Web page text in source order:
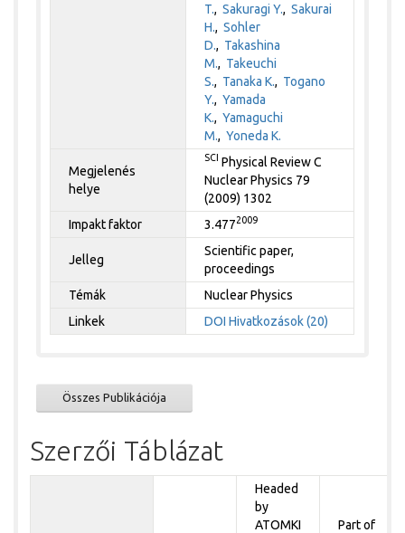
T.,Sakuragi Y.,Sakurai
H.,Sohler
D., Takashina
M., Takeuchi
S., Tanaka K., Togano
Y.,Yamada
K.,Yamaguchi
M.,Yoneda K.
Megjelenés
helye
SCI Physical Review C
Nuclear Physics 79
(2009) 1302
Impakt faktor
3.4772009
Jelleg
Scientific paper,
proceedings
Témák
Nuclear Physics
Linkek
DOI Hivatkozások (20)
Összes Publikációja
Szerzői Táblázat
Headed
by
ATOMKI
Part of